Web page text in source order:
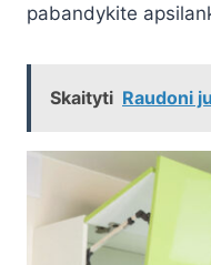
pabandykite
Skaityti Raudoni